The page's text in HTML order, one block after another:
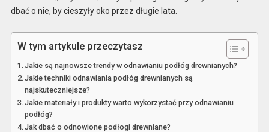
dbać o nie, by cieszyły oko przez długie lata.
W tym artykule przeczytasz
Jakie są najnowsze trendy w odnawianiu podłóg drewnianych?
Jakie techniki odnawiania podłóg drewnianych są
najskuteczniejsze?
Jakie materiały i produkty warto wykorzystać przy odnawianiu
podłóg?
Jak dbać o odnowione podłogi drewniane?